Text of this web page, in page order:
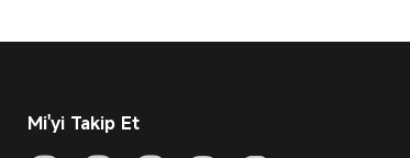
Mi'yi Takip Et